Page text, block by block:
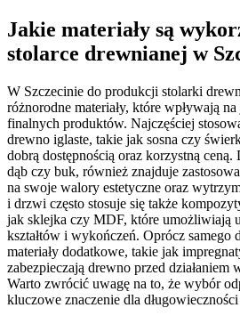
Jakie materiały są
stolarce drewnianej w
W Szczecinie do produkcji stolarki
różnorodne materiały, które wpływają
finalnych produktów. Najczęściej
drewno iglaste, takie jak sosna czy
dobrą dostępnością oraz korzystną
dąb czy buk, również znajduje
na swoje walory estetyczne oraz
i drzwi często stosuje się także
jak sklejka czy MDF, które umożliwiają
kształtów i wykończeń. Oprócz samego
materiały dodatkowe, takie jak
zabezpieczają drewno przed
Warto zwrócić uwagę na to, że wybór
kluczowe znaczenie dla